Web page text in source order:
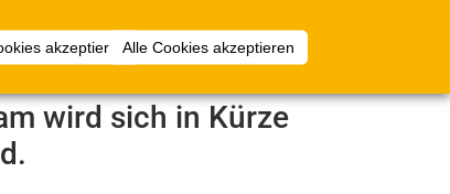
akzeptierenAlle Cookies akzeptieren
Anmelden
wird sich in Kürze